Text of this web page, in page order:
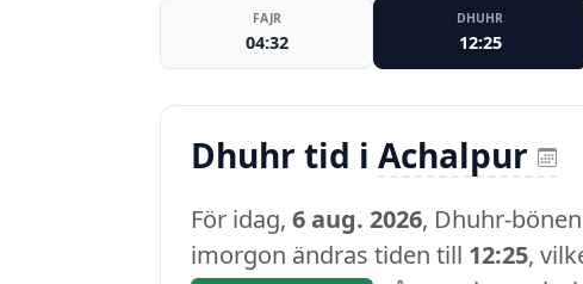
FAJR
04:32
DHUHR
12:25
Dhuhr tid i Achalpur
För idag, 6 aug. 2026, Dhuhr-
imorgon ändras tiden till 12:25,